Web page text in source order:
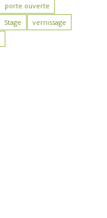
porte ouverte
Stage
vernissage